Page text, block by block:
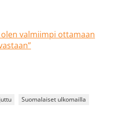
valmiimpi ottamaan
Suomalaiset ulkomailla